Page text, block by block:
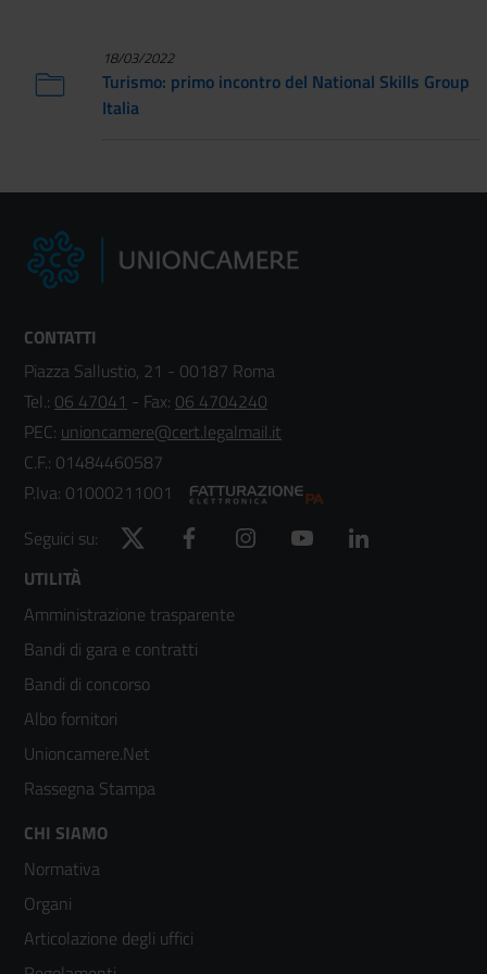
18/03/2022
Turismo: primo incontro del National Skills Group
Italia
CONTATTI
Piazza Sallustio, 21 - 00187 Roma
Tel.: 06 47041 - Fax: 06 4704240
PEC: unioncamere@cert.legalmail.it
C.F.: 01484460587
P.Iva: 01000211001
Seguici su:
Twitter Facebook Instagram YouTube
Footer
menù
colonna
2
UTILITÀ
Amministrazione trasparente
Bandi di gara e contratti
Bandi di concorso
Albo fornitori
Unioncamere.Net
Rassegna Stampa
Footer
menù
colonna
CHI SIAMO
Normativa
Organi
Articolazione degli uffici